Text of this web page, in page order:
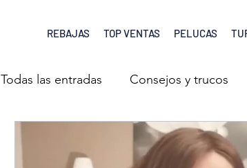
REBAJAS TOP VENTAS PELUCAS
Todas las entradas Consejos y trucos